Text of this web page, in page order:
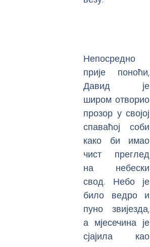
Непосредно
прије поноћи,
Давид је
широм отворио
прозор у својој
спаваћој соби
како би имао
чист преглед
на небески
свод. Небо је
било ведро и
пуно звијезда,
а мјесечина је
сјајила као